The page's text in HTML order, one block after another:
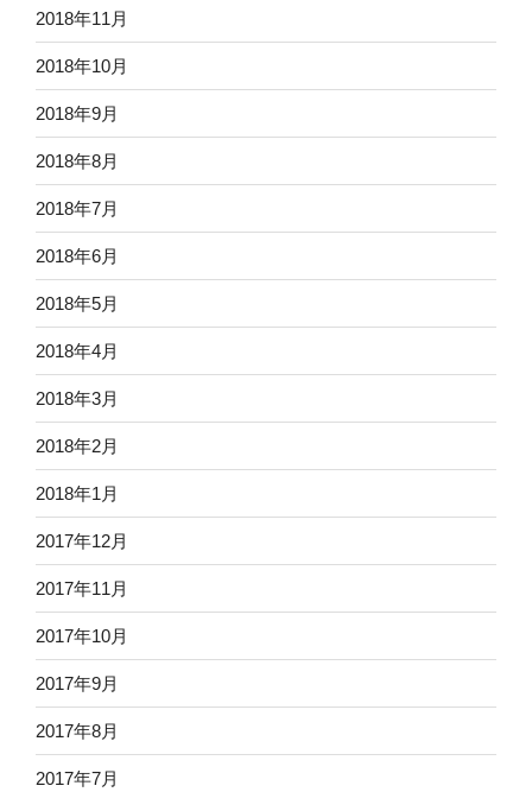
2018年11月
2018年10月
2018年9月
2018年8月
2018年7月
2018年6月
2018年5月
2018年4月
2018年3月
2018年2月
2018年1月
2017年12月
2017年11月
2017年10月
2017年9月
2017年8月
2017年7月